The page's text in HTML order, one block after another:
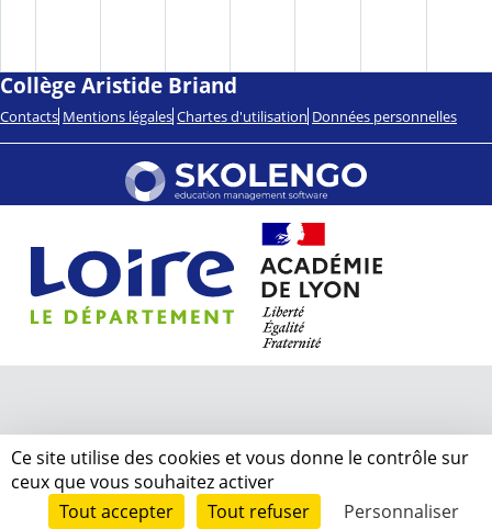
Collège Aristide Briand
Contacts Mentions légales Chartes d'utilisation Données personnelles
Ce site utilise des cookies et vous donne le contrôle sur
ceux que vous souhaitez activer
Tout accepter
Tout refuser Personnaliser